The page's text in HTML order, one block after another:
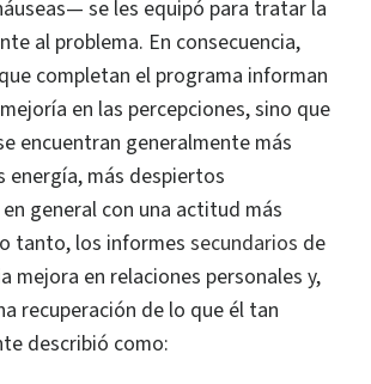
se les equipó para tratar la
al problema. En consecuencia,
completan el programa informan
en las percepciones, sino que
encuentran generalmente más
energía, más despiertos
general con una actitud más
tanto, los informes secundarios de
mejora en relaciones personales y,
recuperación de lo que él tan
describió como: